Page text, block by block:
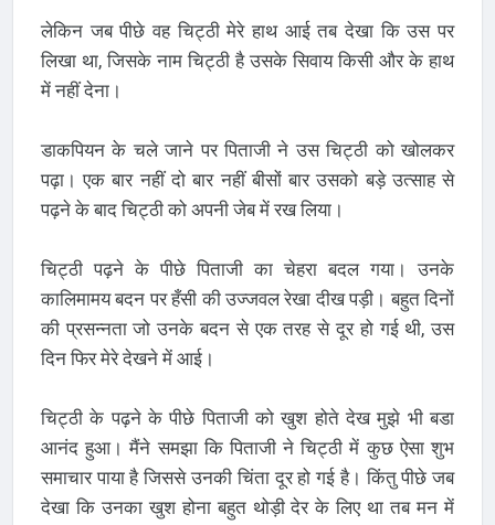
लेकिन जब पीछे वह चिट्ठी मेरे हाथ आई तब देखा कि उस पर
लिखा था, जिसके नाम चिट्ठी है उसके सिवाय किसी और के हाथ
में नहीं देना।
डाकपियन के चले जाने पर पिताजी ने उस चिट्ठी को खोलकर
पढ़ा। एक बार नहीं दो बार नहीं बीसों बार उसको बड़े उत्साह से
पढ़ने के बाद चिट्ठी को अपनी जेब में रख लिया।
चिट्ठी पढ़ने के पीछे पिताजी का चेहरा बदल गया। उनके
कालिमामय बदन पर हँसी की उज्जवल रेखा दीख पड़ी। बहुत दिनों
की प्रसन्नता जो उनके बदन से एक तरह से दूर हो गई थी, उस
दिन फिर मेरे देखने में आई।
चिट्ठी के पढ़ने के पीछे पिताजी को खुश होते देख मुझे भी बडा
आनंद हुआ। मैंने समझा कि पिताजी ने चिट्ठी में कुछ ऐसा शुभ
समाचार पाया है जिससे उनकी चिंता दूर हो गई है। किंतु पीछे जब
देखा कि उनका खुश होना बहुत थोड़ी देर के लिए था तब मन में